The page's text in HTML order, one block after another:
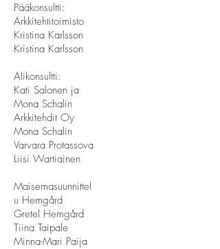
Pääkonsultti:
Arkkitehtitoimisto
Kristina Karlsson
Kristina Karlsson
Alikonsultti:
Kati Salonen ja
Mona Schalin
Arkkitehdit Oy
Mona Schalin
Varvara Protassova
Liisi Wartiainen
Maisemasuunnittel
u Hemgård
Gretel Hemgård
Tiina Taipale
Minna-Mari Paija